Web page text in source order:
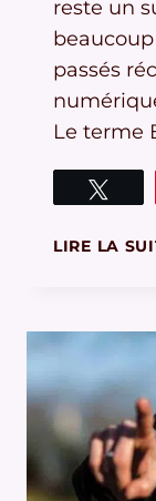
reste un
passés
Le terme
LIRE LA